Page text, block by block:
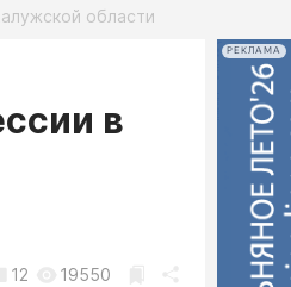
области
в
12 19550
РЕКЛАМА